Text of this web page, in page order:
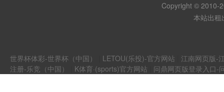
Copyright © 2010-
本站出
世界杯体彩-世界杯（中国） LETOU(乐投)-官方网站
江南网页版-
注册-乐竞（中国）
K体育·(sports)官方网站 问鼎网页版登录入口-